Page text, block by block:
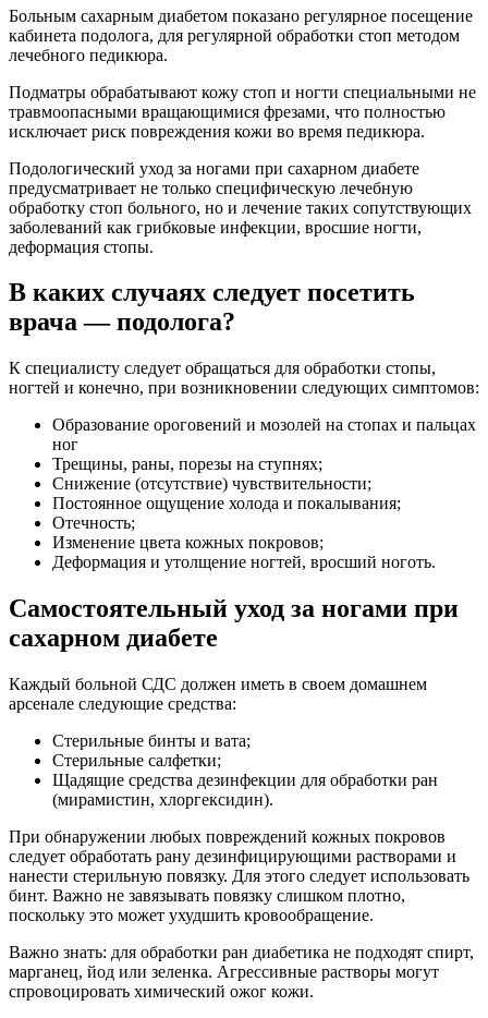
Больным сахарным диабетом показано регулярное посещение
кабинета подолога, для регулярной обработки стоп методом
лечебного педикюра.
Подматры обрабатывают кожу стоп и ногти специальными не
травмоопасными вращающимися фрезами, что полностью
исключает риск повреждения кожи во время педикюра.
Подологический уход за ногами при сахарном диабете
предусматривает не только специфическую лечебную
обработку стоп больного, но и лечение таких сопутствующих
заболеваний как грибковые инфекции, вросшие ногти,
деформация стопы.
В каких случаях следует посетить
врача — подолога?
К специалисту следует обращаться для обработки стопы,
ногтей и конечно, при возникновении следующих симптомов:
Образование ороговений и мозолей на стопах и пальцах
ног
Трещины, раны, порезы на ступнях;
Снижение (отсутствие) чувствительности;
Постоянное ощущение холода и покалывания;
Отечность;
Изменение цвета кожных покровов;
Деформация и утолщение ногтей, вросший ноготь.
Самостоятельный уход за ногами при
сахарном диабете
Каждый больной СДС должен иметь в своем домашнем
арсенале следующие средства:
Стерильные бинты и вата;
Стерильные салфетки;
Щадящие средства дезинфекции для обработки ран
(мирамистин, хлоргексидин).
При обнаружении любых повреждений кожных покровов
следует обработать рану дезинфицирующими растворами и
нанести стерильную повязку. Для этого следует использовать
бинт. Важно не завязывать повязку слишком плотно,
поскольку это может ухудшить кровообращение.
Важно знать: для обработки ран диабетика не подходят спирт,
марганец, йод или зеленка. Агрессивные растворы могут
спровоцировать химический ожог кожи.